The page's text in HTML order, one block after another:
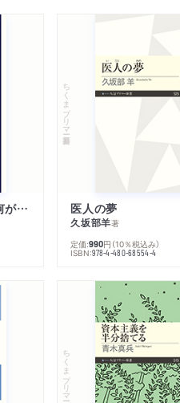
月刊Hanadaプラ
いますか」
2025/05/22日本経済新聞「目
本チャンネルに著
国際政治chに著者
「がんばれない」 心で何が起きているか
ちくまプリマー新書
医人の夢
久坂部羊著
定価:990円 （10％税込み）
ISBN:978-4-480-68554-4
ちくまプリマー新書